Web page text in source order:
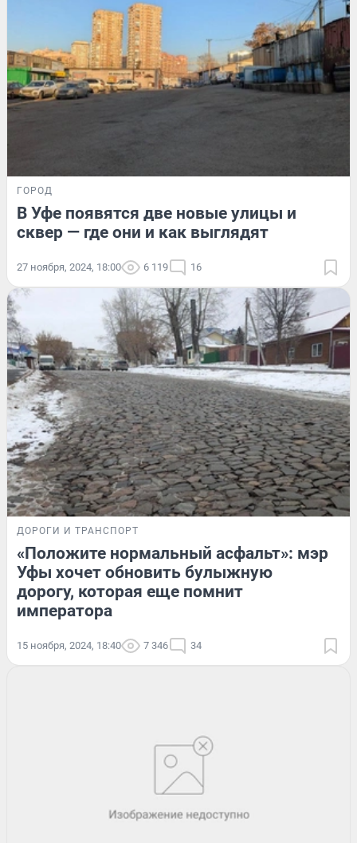
ГОРОД
В Уфе появятся две новые улицы и
сквер — где они и как выглядят
27 ноября, 2024, 18:00 6 119 16
ДОРОГИ И ТРАНСПОРТ
«Положите нормальный асфальт»: мэр
Уфы хочет обновить булыжную
дорогу, которая еще помнит
императора
15 ноября, 2024, 18:40 7 346 34